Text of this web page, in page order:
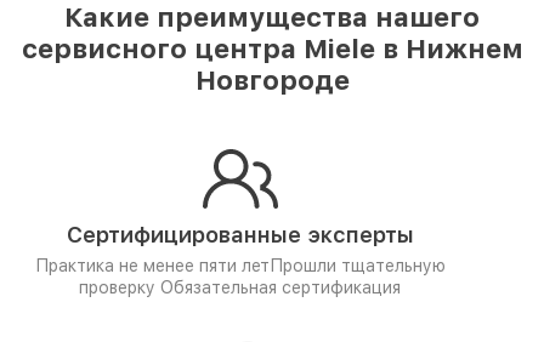
Какие преимущества нашего
сервисного центра Miele в Нижнем
Новгороде
Сертифицированные эксперты
Практика не менее пяти лет Прошли тщательную
проверку Обязательная сертификация